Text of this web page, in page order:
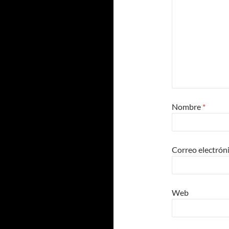
Nombre *
Correo
Web